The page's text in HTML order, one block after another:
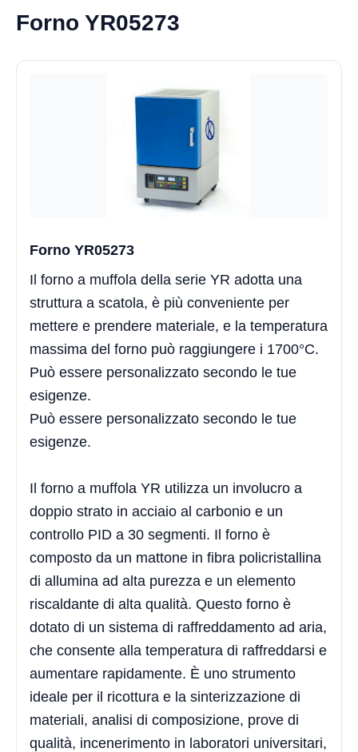
Forno YR05273
Forno YR05273
Il forno a muffola della serie YR adotta una
struttura a scatola, è più conveniente per
mettere e prendere materiale, e la temperatura
massima del forno può raggiungere i 1700°C.
Può essere personalizzato secondo le tue
esigenze.
Può essere personalizzato secondo le tue
esigenze.
Il forno a muffola YR utilizza un involucro a
doppio strato in acciaio al carbonio e un
controllo PID a 30 segmenti. Il forno è
composto da un mattone in fibra policristallina
di allumina ad alta purezza e un elemento
riscaldante di alta qualità. Questo forno è
dotato di un sistema di raffreddamento ad aria,
che consente alla temperatura di raffreddarsi e
aumentare rapidamente. È uno strumento
ideale per il ricottura e la sinterizzazione di
materiali, analisi di composizione, prove di
qualità, incenerimento in laboratori universitari,